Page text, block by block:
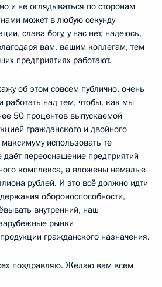
и не оглядываться по сторонам
нами может в любую секунду
слава богу, у нас нет, надеюсь,
вам, вашим коллегам, тем
предприятиях работают.
об этом совсем публично, очень
работать над тем, чтобы, как мы
50 процентов выпускаемой
гражданского и двойного
использовать те
переоснащение предприятий
комплекса, а вложены немалые
рублей. И это всё должно идти
обороноспособности,
внутренний, наш
рынки
гражданского назначения.
поздравляю. Желаю вам всем